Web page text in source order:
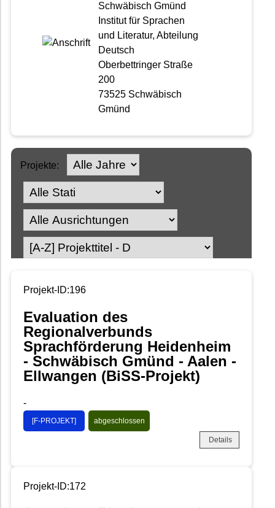
Schwäbisch Gmünd
Institut für Sprachen
und Literatur, Abteilung
Deutsch
Oberbettringer Straße
200
73525 Schwäbisch
Gmünd
Projekte:
Projekt-ID:196
Evaluation des
Regionalverbunds
Sprachförderung Heidenheim
- Schwäbisch Gmünd - Aalen -
Ellwangen (BiSS-Projekt)
-
[F-PROJEKT] abgeschlossen
Details
Projekt-ID:172